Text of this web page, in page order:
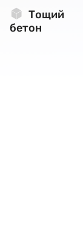
Тощий
бетон